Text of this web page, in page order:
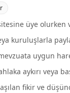
üye
kuruluşlarla
uygun
aykırı veya
fikir ve